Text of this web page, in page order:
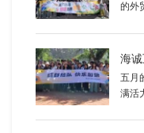
的外
的夏
五月
满活